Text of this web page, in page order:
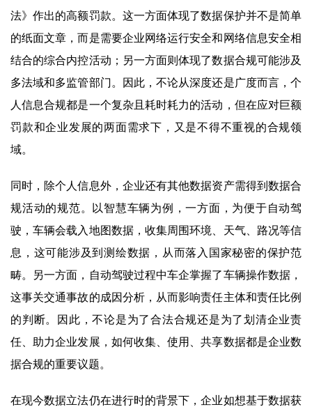
法》作出的高额罚款。这一方面体现了数据保护并不是简单
的纸面文章，而是需要企业网络运行安全和网络信息安全相
结合的综合内控活动；另一方面则体现了数据合规可能涉及
多法域和多监管部门。因此，不论从深度还是广度而言，个
人信息合规都是一个复杂且耗时耗力的活动，但在应对巨额
罚款和企业发展的两面需求下，又是不得不重视的合规领
域。
同时，除个人信息外，企业还有其他数据资产需得到数据合
规活动的规范。以智慧车辆为例，一方面，为便于自动驾
驶，车辆会载入地图数据，收集周围环境、天气、路况等信
息，这可能涉及到测绘数据，从而落入国家秘密的保护范
畴。另一方面，自动驾驶过程中车企掌握了车辆操作数据，
这事关交通事故的成因分析，从而影响责任主体和责任比例
的判断。因此，不论是为了合法合规还是为了划清企业责
任、助力企业发展，如何收集、使用、共享数据都是企业数
据合规的重要议题。
在现今数据立法仍在进行时的背景下，企业如想基于数据获